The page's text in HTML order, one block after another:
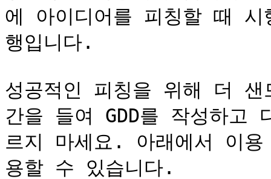
에 아이디어를 피칭할 때
행입니다.
성공적인 피칭을 위해 더
간을 들여 GDD를 작성하고
르지 마세요. 아래에서 이용
용할 수 있습니다.